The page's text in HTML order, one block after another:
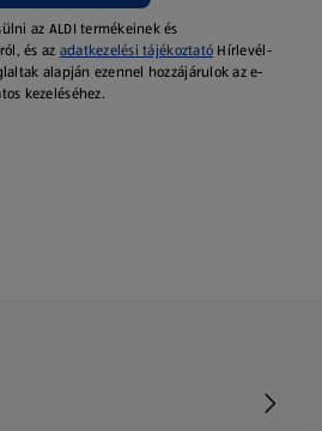
az ALDI termékeinek és
és az adatkezelési tájékoztató Hírlevél-
alapján ezennel hozzájárulok az e-
kezeléséhez.